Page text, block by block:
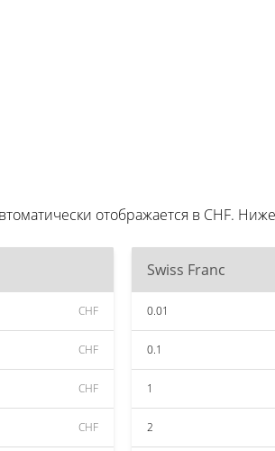
отображается в CHF.
CHF
CHF
CHF
CHF
Swiss Franc
0.01
0.1
1
2